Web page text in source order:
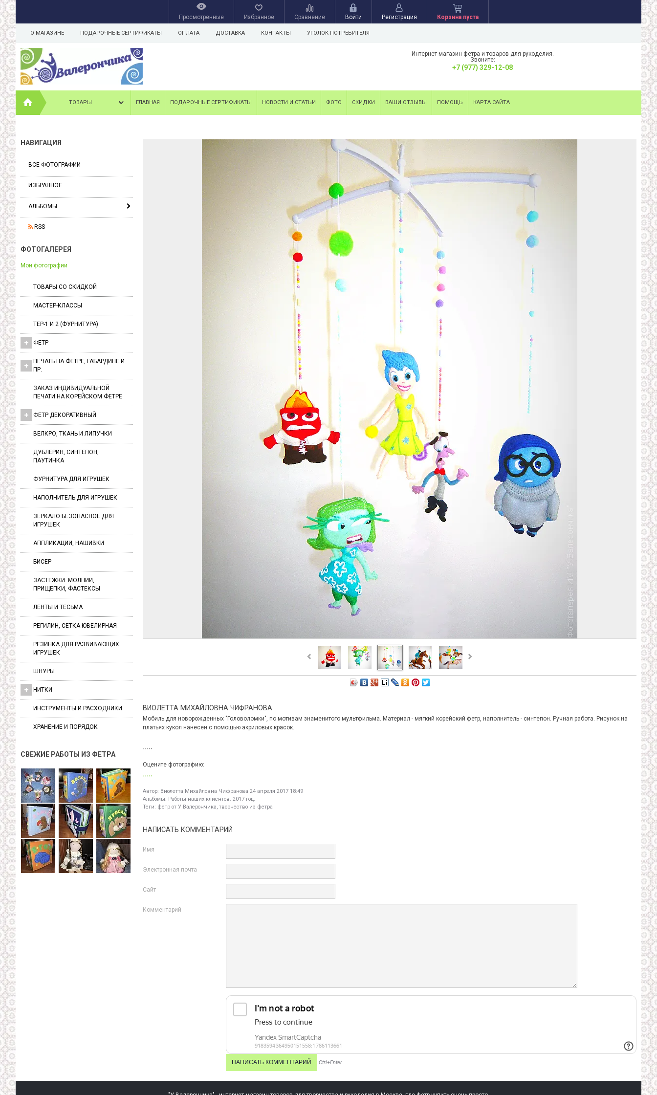
Просмотренные Избранное Сравнение Войти Регистрация Корзина пуста
О МАГАЗИНЕ ПОДАРОЧНЫЕ СЕРТИФИКАТЫ ОПЛАТА ДОСТАВКА КОНТАКТЫ УГОЛОК ПОТРЕБИТЕЛЯ
Интернет-магазин фетра и товаров для рукоделия.
Звоните:
+7 (977) 329-12-08
ТОВАРЫ ГЛАВНАЯ ПОДАРОЧНЫЕ СЕРТИФИКАТЫ НОВОСТИ И СТАТЬИ ФОТО СКИДКИ ВАШИ ОТЗЫВЫ ПОМОЩЬ КАРТА САЙТА
НАВИГАЦИЯ
ВСЕ ФОТОГРАФИИ
ИЗБРАННОЕ
АЛЬБОМЫ
RSS
ФОТОГАЛЕРЕЯ
Мои фотографии
ТОВАРЫ СО СКИДКОЙ
МАСТЕР-КЛАССЫ
ТЕР-1 И 2 (ФУРНИТУРА)
ФЕТР
ПЕЧАТЬ НА ФЕТРЕ, ГАБАРДИНЕ И
ПР.
ЗАКАЗ ИНДИВИДУАЛЬНОЙ
ПЕЧАТИ НА КОРЕЙСКОМ ФЕТРЕ
ФЕТР ДЕКОРАТИВНЫЙ
ВЕЛКРО, ТКАНЬ И ЛИПУЧКИ
ДУБЛЕРИН, СИНТЕПОН,
ПАУТИНКА
ФУРНИТУРА ДЛЯ ИГРУШЕК
НАПОЛНИТЕЛЬ ДЛЯ ИГРУШЕК
ЗЕРКАЛО БЕЗОПАСНОЕ ДЛЯ
ИГРУШЕК
АППЛИКАЦИИ, НАШИВКИ
БИСЕР
ЗАСТЕЖКИ: МОЛНИИ,
ПРИЩЕПКИ, ФАСТЕКСЫ
ЛЕНТЫ И ТЕСЬМА
РЕГИЛИН, СЕТКА ЮВЕЛИРНАЯ
РЕЗИНКА ДЛЯ РАЗВИВАЮЩИХ
ИГРУШЕК
ШНУРЫ
НИТКИ
ИНСТРУМЕНТЫ И РАСХОДНИКИ
ХРАНЕНИЕ И ПОРЯДОК
СВЕЖИЕ РАБОТЫ ИЗ ФЕТРА
ВИОЛЕТТА МИХАЙЛОВНА ЧИФРАНОВА
Мобиль для новорожденных "Головоломки", по мотивам знаменитого мультфильма. Материал - мягкий корейский фетр, наполнитель - синтепон. Ручная работа. Рисунок на
платьях кукол нанесен с помощью акриловых красок.
Оцените фотографию:
Автор: Виолетта Михайловна Чифранова 24 апреля 2017 18:49
Альбомы: Работы наших клиентов. 2017 год.
Теги: фетр от У Валерончика, творчество из фетра
НАПИСАТЬ КОММЕНТАРИЙ
Имя
Электронная почта
Сайт
Комментарий
Ctrl+Enter